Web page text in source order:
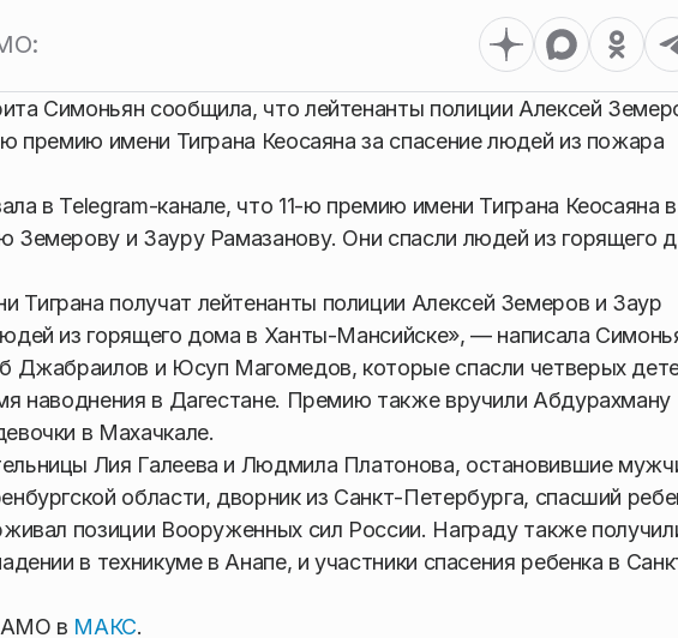
Симоньян сообщила, что лейтенанты полиции Алексей
премию имени Тиграна Кеосаяна за спасение людей из пожара
в Telegram-канале, что 11-ю премию имени Тиграна Кеосаяна
Земерову и Зауру Рамазанову. Они спасли людей из горящего
получат лейтенанты полиции Алексей Земеров и Заур
из горящего дома в Ханты-Мансийске», — написала
Джабраилов и Юсуп Магомедов, которые спасли четверых
наводнения в Дагестане. Премию также вручили Абдурахману
в Махачкале.
Лия Галеева и Людмила Платонова, остановившие
области, дворник из Санкт-Петербурга, спасший
позиции Вооруженных сил России. Награду также
в техникуме в Анапе, и участники спасения ребенка в
в МАКС.